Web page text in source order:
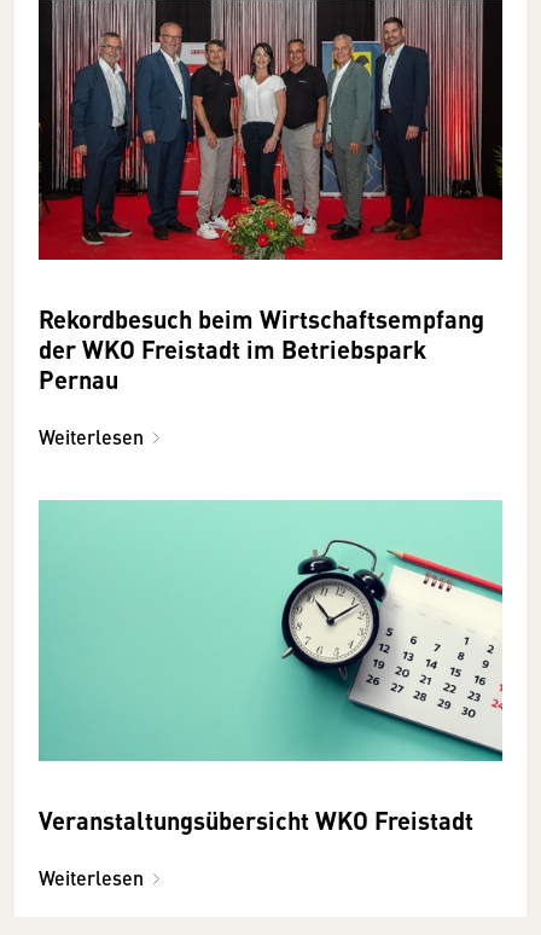
Rekordbesuch beim Wirtschaftsempfang
der WKO Freistadt im Betriebspark
Pernau
Weiterlesen
Veranstaltungsübersicht WKO Freistadt
Weiterlesen